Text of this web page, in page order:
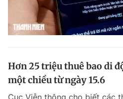
Hơn 25 triệu thuê bao di
một chiều từ ngày 15.6
Cục Viễn thông cho biết các